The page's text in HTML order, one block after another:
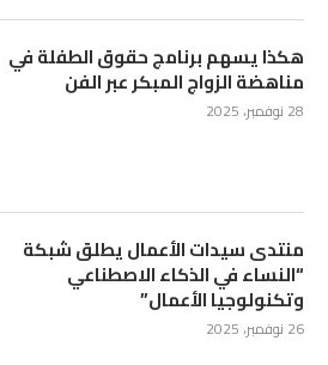
هكذا يسهم برنامج حقوق الطفلة في
مناهضة الزواج المبكر عبر الفن
28 نوفمبر، 2025
منتدى سيدات الأعمال يطلق شبكة
“النساء في الذكاء الاصطناعي
وتكنولوجيا الأعمال”
26 نوفمبر، 2025